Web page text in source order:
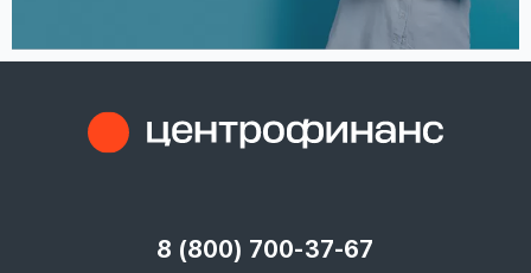
8 (800) 700-37-67